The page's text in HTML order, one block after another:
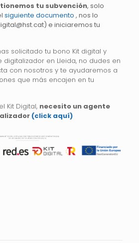
tu subvención, solo
siguiente documento , nos lo
e iniciaremos tu
solicitado tu bono Kit digital y
digitalizador en Lleida, no dudes en
con nosotros y te ayudaremos a
que más encajen en tu
Kit Digital, necesito un agente
(click aquí)